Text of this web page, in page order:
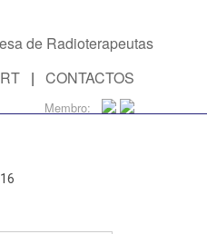
| CONTACTOS
Membro: